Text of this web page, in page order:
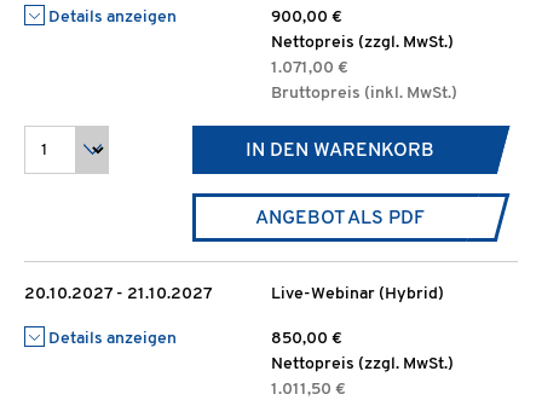
Details anzeigen
900,00 €
Nettopreis (zzgl. MwSt.)
1.071,00 €
Bruttopreis (inkl. MwSt.)
IN DEN WARENKORB
ANGEBOT ALS PDF
20.10.2027 - 21.10.2027 Live-Webinar (Hybrid)
Details anzeigen
850,00 €
Nettopreis (zzgl. MwSt.)
1.011,50 €